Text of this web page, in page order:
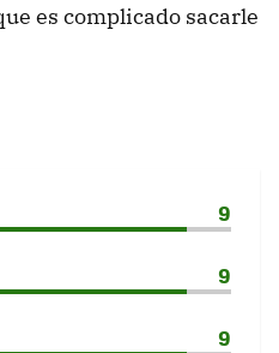
es complicado sacarle
9
9
9